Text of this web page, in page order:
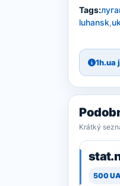
Tags:
luhansk,
1h.ua
Krátký
500